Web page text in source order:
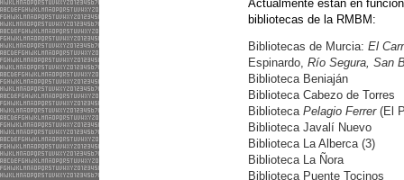
Actualmente están en
bibliotecas de la RMBM:
Bibliotecas de Murcia: El
Espinardo, Río Segura, San
Biblioteca Beniaján
Biblioteca Cabezo de Torres
Biblioteca Pelagio Ferrer(El
Biblioteca Javalí Nuevo
Biblioteca La Alberca (3)
Biblioteca La Ñora
Biblioteca Puente Tocinos